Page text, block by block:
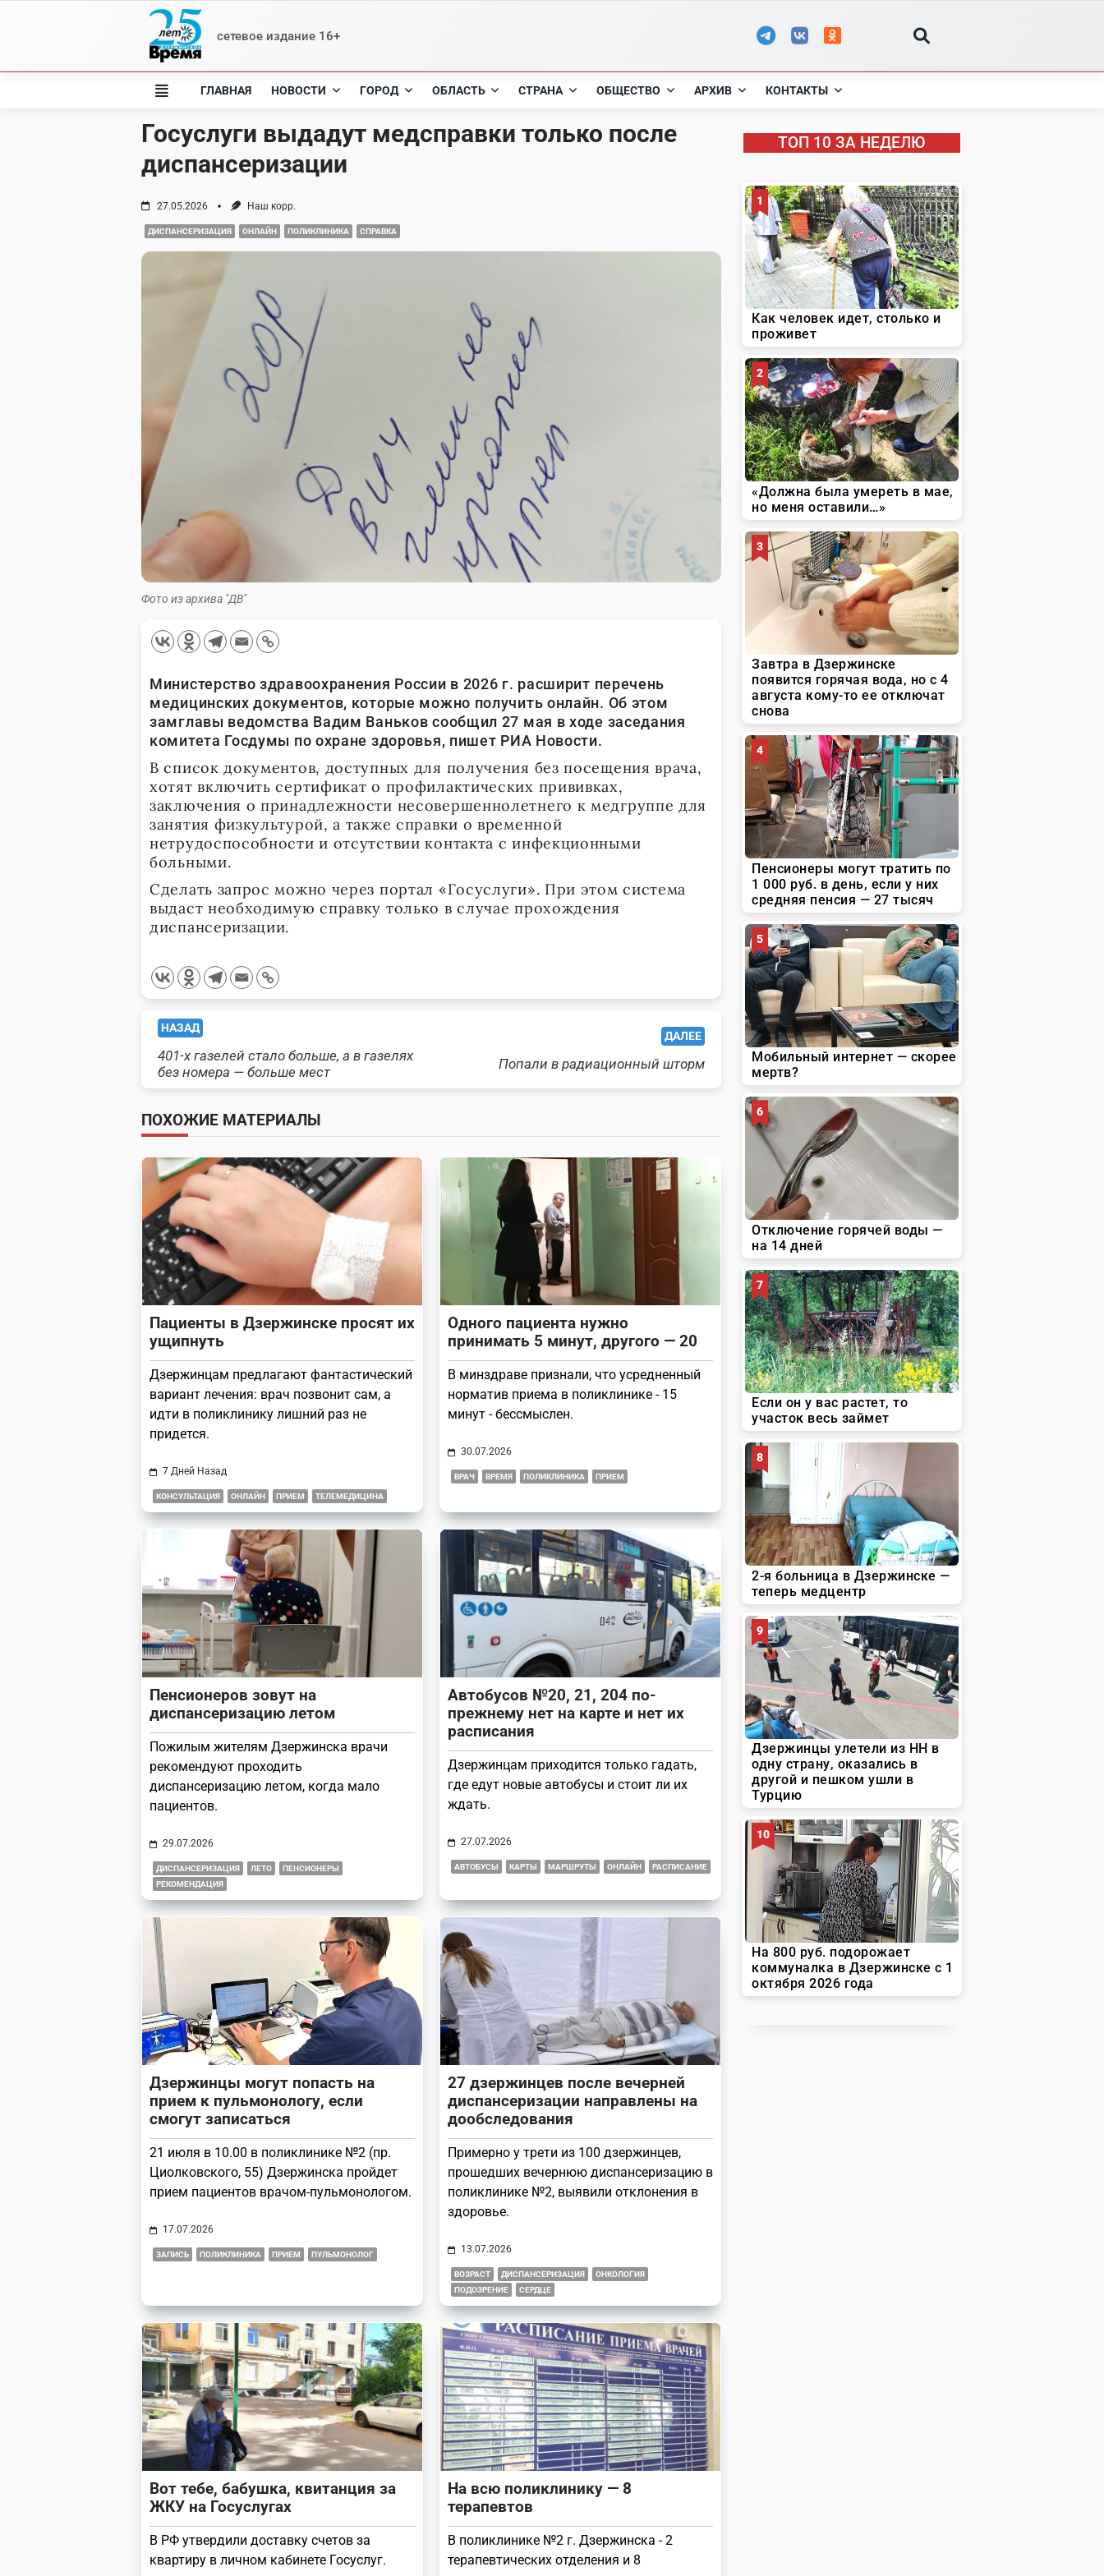
сетевое издание 16+
ГЛАВНАЯ НОВОСТИ ГОРОД ОБЛАСТЬ СТРАНА ОБЩЕСТВО АРХИВ КОНТАКТЫ
Госуслуги выдадут медсправки только после
диспансеризации
27.05.2026 Наш корр.
ДИСПАНСЕРИЗАЦИЯ ОНЛАЙН ПОЛИКЛИНИКА СПРАВКА
Фото из архива "ДВ"
Министерство здравоохранения России в 2026 г. расширит перечень
медицинских документов, которые можно получить онлайн. Об этом
замглавы ведомства Вадим Ваньков сообщил 27 мая в ходе заседания
комитета Госдумы по охране здоровья, пишет РИА Новости.
В список документов, доступных для получения без посещения врача,
хотят включить сертификат о профилактических прививках,
заключения о принадлежности несовершеннолетнего к медгруппе для
занятия физкультурой, а также справки о временной
нетрудоспособности и отсутствии контакта с инфекционными
больными.
Сделать запрос можно через портал «Госуслуги». При этом система
выдаст необходимую справку только в случае прохождения
диспансеризации.
<span
class="nav-
screen-
reader-
text">Page</span>
НАЗАД
401-х газелей стало больше, а в газелях
без номера — больше мест
ДАЛЕЕ
Попали в радиационный шторм
ПОХОЖИЕ МАТЕРИАЛЫ
Пациенты в Дзержинске просят их
ущипнуть
Дзержинцам предлагают фантастический
вариант лечения: врач позвонит сам, а
идти в поликлинику лишний раз не
придется.
7 Дней Назад
КОНСУЛЬТАЦИЯ ОНЛАЙН ПРИЕМ ТЕЛЕМЕДИЦИНА
Одного пациента нужно
принимать 5 минут, другого — 20
В минздраве признали, что усредненный
норматив приема в поликлинике - 15
минут - бессмыслен.
30.07.2026
ВРАЧ ВРЕМЯ ПОЛИКЛИНИКА ПРИЕМ
Пенсионеров зовут на
диспансеризацию летом
Пожилым жителям Дзержинска врачи
рекомендуют проходить
диспансеризацию летом, когда мало
пациентов.
29.07.2026
ДИСПАНСЕРИЗАЦИЯ ЛЕТО
ПЕНСИОНЕРЫ
РЕКОМЕНДАЦИЯ
Автобусов №20, 21, 204 по-
прежнему нет на карте и нет их
расписания
Дзержинцам приходится только гадать,
где едут новые автобусы и стоит ли их
ждать.
27.07.2026
АВТОБУСЫ КАРТЫ МАРШРУТЫ ОНЛАЙН РАСПИСАНИЕ
Дзержинцы могут попасть на
прием к пульмонологу, если
смогут записаться
21 июля в 10.00 в поликлинике №2 (пр.
Циолковского, 55) Дзержинска пройдет
прием пациентов врачом-пульмонологом.
17.07.2026
ЗАПИСЬ ПОЛИКЛИНИКА ПРИЕМ ПУЛЬМОНОЛОГ
27 дзержинцев после вечерней
диспансеризации направлены на
дообследования
Примерно у трети из 100 дзержинцев,
прошедших вечернюю диспансеризацию в
поликлинике №2, выявили отклонения в
здоровье.
13.07.2026
ВОЗРАСТ ДИСПАНСЕРИЗАЦИЯ
ОНКОЛОГИЯ
ПОДОЗРЕНИЕ
СЕРДЦЕ
Вот тебе, бабушка, квитанция за
ЖКУ на Госуслугах
В РФ утвердили доставку счетов за
квартиру в личном кабинете Госуслуг.
На всю поликлинику — 8
терапевтов
В поликлинике №2 г. Дзержинска - 2
терапевтических отделения и 8
ТОП 10 ЗА НЕДЕЛЮ